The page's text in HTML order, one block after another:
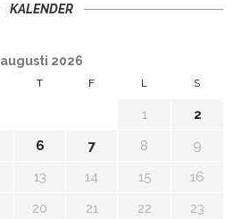
KALENDER
augusti 2026
T F L S
1
2
6 7 8
9
13 14 15
16
20 21 22
23